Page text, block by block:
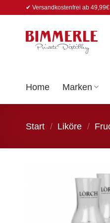
springen
✔ Versandkostenfrei ab
Home Marken
Start / Liköre /